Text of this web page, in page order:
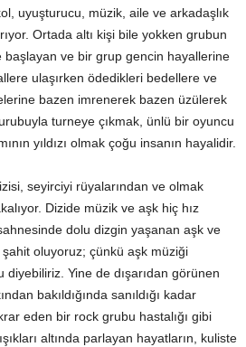
uyuşturucu, müzik, aile ve arkadaşlık
Ortada altı kişi bile yokken grubun
başlayan ve bir grup gencin hayallerine
ulaşırken ödedikleri bedellere ve
bazen imrenerek bazen üzülerek
turneye çıkmak, ünlü bir oyuncu
yıldızı olmak çoğu insanın hayalidir.
seyirciyi rüyalarından ve olmak
Dizide müzik ve aşk hiç hız
dolu dizgin yaşanan aşk ve
oluyoruz; çünkü aşk müziği
Yine de dışarıdan görünen
bakıldığında sanıldığı kadar
eden bir rock grubu hastalığı gibi
altında parlayan hayatların, kuliste